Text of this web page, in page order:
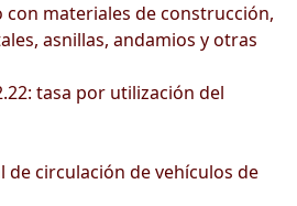
materiales de construcción,
asnillas, andamios y otras
tasa por utilización del
de circulación de vehículos de